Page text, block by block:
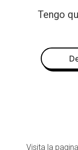
Tengo
Visita la